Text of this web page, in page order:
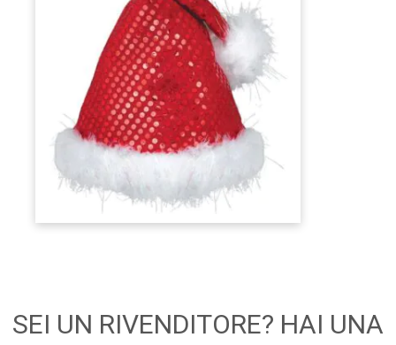
SEI UN RIVENDITORE? HAI UNA